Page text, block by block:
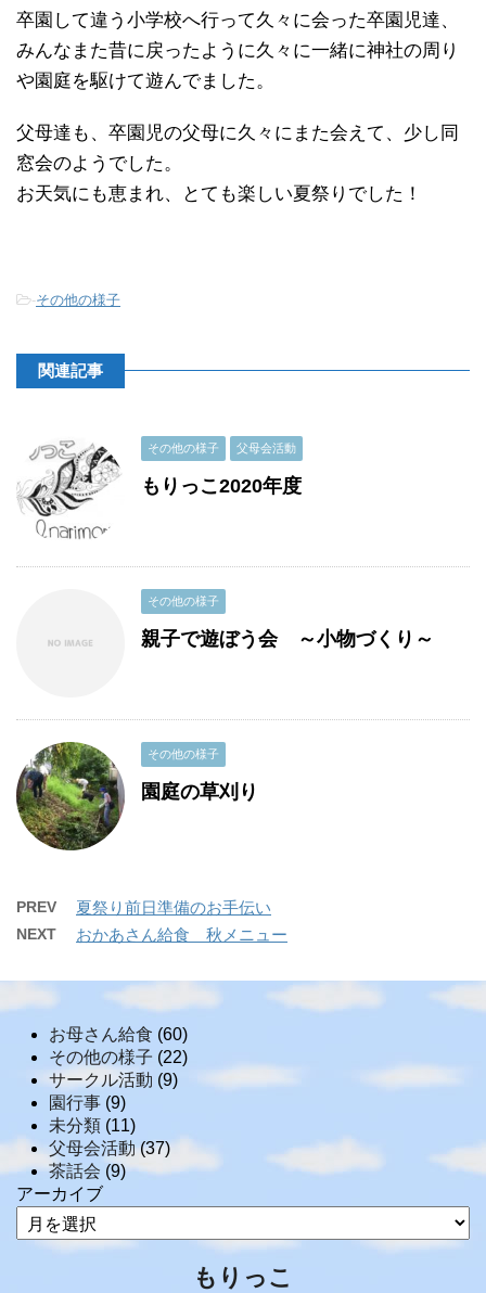
卒園して違う小学校へ行って久々に会った卒園児達、
みんなまた昔に戻ったように久々に一緒に神社の周り
や園庭を駆けて遊んでました。
父母達も、卒園児の父母に久々にまた会えて、少し同
窓会のようでした。
お天気にも恵まれ、とても楽しい夏祭りでした！
-その他の様子
関連記事
その他の様子 父母会活動
もりっこ2020年度
その他の様子
親子で遊ぼう会 ～小物づくり～
その他の様子
園庭の草刈り
PREV 夏祭り前日準備のお手伝い
NEXT おかあさん給食 秋メニュー
お母さん給食 (60)
その他の様子 (22)
サークル活動 (9)
園行事 (9)
未分類 (11)
父母会活動(37)
茶話会 (9)
アーカイブ
もりっこ